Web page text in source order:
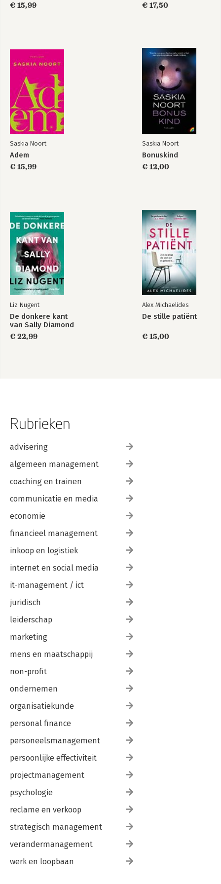
€ 15,99 € 17,50
Saskia Noort
Adem
€ 15,99
Saskia Noort
Bonuskind
€ 12,00
Liz Nugent
De donkere kant
van Sally Diamond
€ 22,99
Alex Michaelides
De stille patiënt
€ 15,00
Rubrieken
advisering
algemeen management
coaching en trainen
communicatie en media
economie
financieel management
inkoop en logistiek
internet en social media
it-management / ict
juridisch
leiderschap
marketing
mens en maatschappij
non-profit
ondernemen
organisatiekunde
personal finance
personeelsmanagement
persoonlijke effectiviteit
projectmanagement
psychologie
reclame en verkoop
strategisch management
verandermanagement
werk en loopbaan